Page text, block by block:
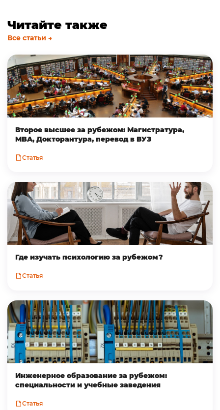
Читайте также
Все статьи →
Второе высшее за рубежом: Магистратура,
MBA, Докторантура, перевод в ВУЗ
Статья
Где изучать психологию за рубежом?
Статья
Инженерное образование за рубежом:
специальности и учебные заведения
Статья